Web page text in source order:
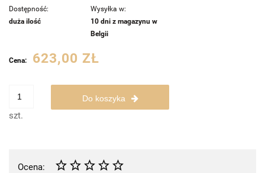
Dostępność:
duża ilość
Wysyłka w:
10 dni z magazynu w
Belgii
Cena: 623,00 ZŁ
szt.
Do koszyka
Ocena: